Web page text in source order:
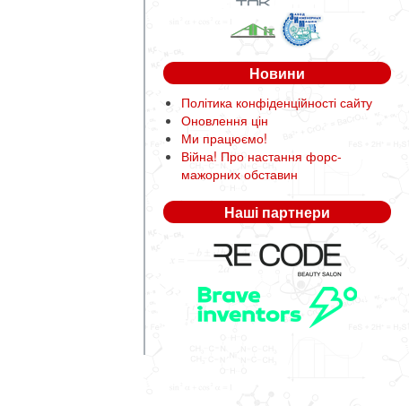
Новини
Політика конфіденційності сайту
Оновлення цін
Ми працюємо!
Війна! Про настання форс-
мажорних обставин
Наші партнери